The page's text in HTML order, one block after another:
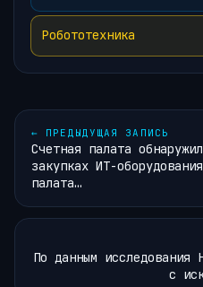
Робототехника
← ПРЕДЫДУЩАЯ ЗАПИСЬ
Счетная палата
закупках ИТ-
палата…
По данным исследования
с